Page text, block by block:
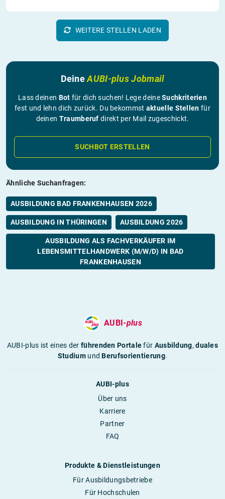
WEITERE STELLEN LADEN
DeineAUBI-plus Jobmail
Lass deinen Bot für dich suchen! Lege deineSuchkriterien
fest und lehn dich zurück. Du bekommst aktuelle Stellen für
deinen Traumberuf direkt per Mail zugeschickt.
SUCHBOT ERSTELLEN
Ähnliche Suchanfragen:
AUSBILDUNG BAD FRANKENHAUSEN 2026
AUSBILDUNG IN THÜRINGEN AUSBILDUNG 2026
AUSBILDUNG ALS FACHVERKÄUFER IM
LEBENSMITTELHANDWERK (M/W/D) IN BAD
FRANKENHAUSEN
AUBI-plus
AUBI-plus ist eines derführenden Portalefür Ausbildung,duales
StudiumundBerufsorientierung.
AUBI-plus
Über uns
Karriere
Partner
FAQ
Produkte & Dienstleistungen
Für Ausbildungsbetriebe
Für Hochschulen